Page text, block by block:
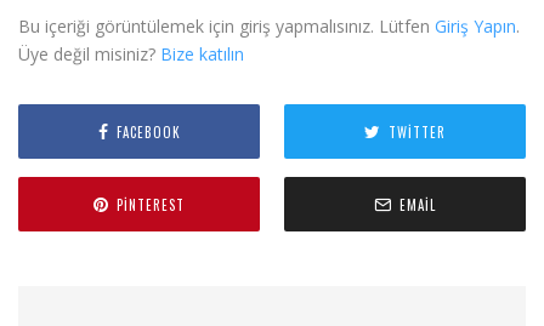
Bu içeriği görüntülemek için giriş yapmalısınız. Lütfen Giriş Yapın.
Üye değil misiniz? Bize katılın
FACEBOOK TWITTER
PINTEREST EMAIL